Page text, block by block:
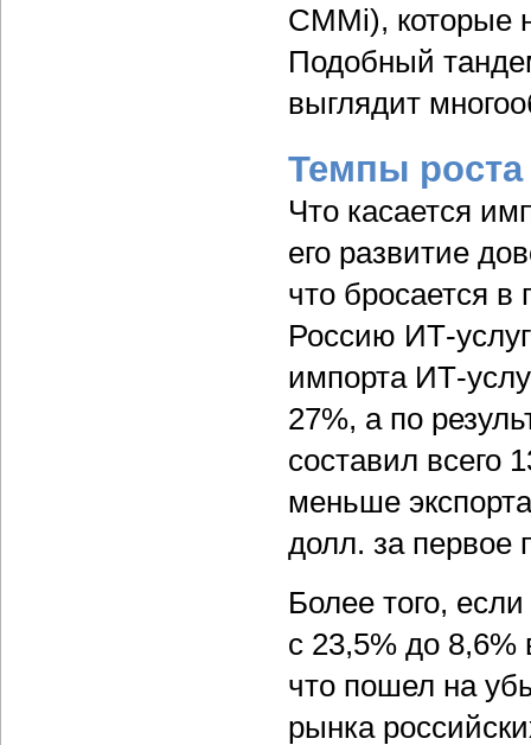
CMMi), которые
Подобный
выглядит
Темпы
Что касается
его развитие
что бросается в
Россию ИТ-
импорта ИТ-
27%, а по
составил всего
меньше
долл. за первое
Более того,
с 23,5% до 8,6%
что пошел на
рынка